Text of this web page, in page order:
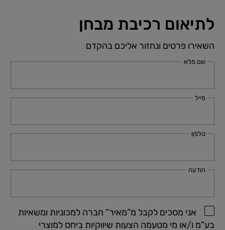
לתיאום רכיבת מבחן
השאירו פרטים ונחזור אליכם בהקדם
שם מלא
מייל
טלפון
הודעה
אני מסכים לקבל מ”מאיר” חברה למכוניות ומשאיות
בע”מ ו/או מי מטעמה הצעות שיווקיות ביחס למוצרי